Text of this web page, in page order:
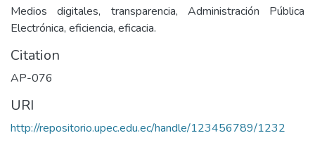
Medios digitales, transparencia, Administración Pública
Electrónica, eficiencia, eficacia.
Citation
AP-076
URI
http://repositorio.upec.edu.ec/handle/123456789/1232